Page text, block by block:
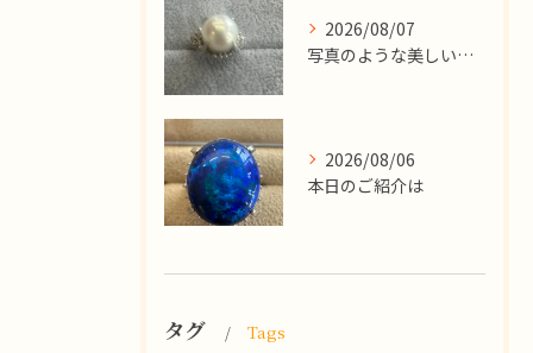
2026/08/07
写真のような美しい大粒のパールリングですが、
2026/08/06
本日のご紹介は
タグ Tags